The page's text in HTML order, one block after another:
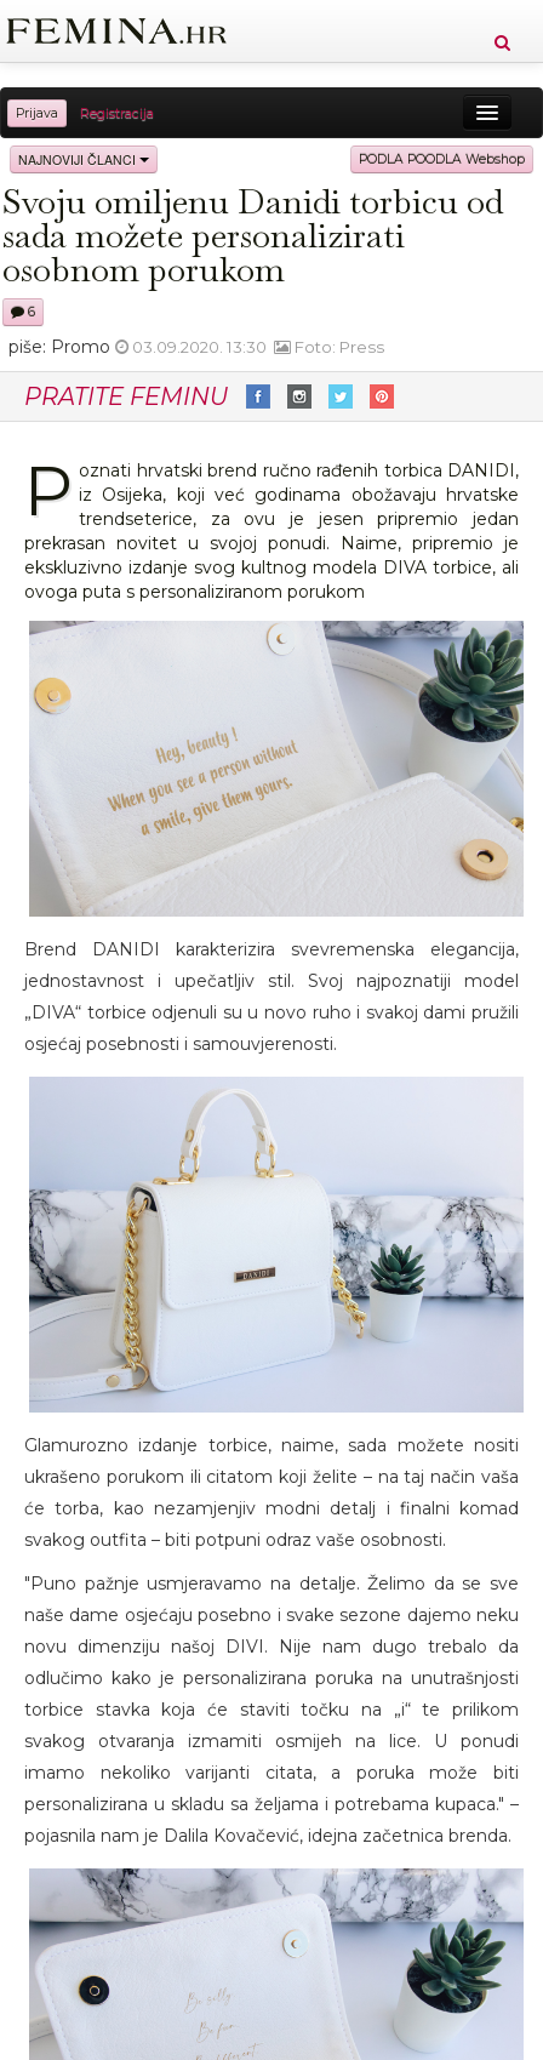
Prijava Registracija
Sreća Zdravlje Vitkost
Moda Ljubav Relax Putovanja Recepti
Proizvodi
NAJNOVIJI ČLANCI PODLA POODLA Webshop
Svoju omiljenu Danidi torbicu od
sada možete personalizirati
osobnom porukom
6
piše: Promo 03.09.2020. 13:30 Foto: Press
PRATITE FEMINU
P oznati hrvatski brend ručno rađenih torbica DANIDI,
iz Osijeka, koji već godinama obožavaju hrvatske
trendseterice, za ovu je jesen pripremio jedan
prekrasan novitet u svojoj ponudi. Naime, pripremio je
ekskluzivno izdanje svog kultnog modela DIVA torbice, ali
ovoga puta s personaliziranom porukom
Brend DANIDI karakterizira svevremenska elegancija,
jednostavnost i upečatljiv stil. Svoj najpoznatiji model
„DIVA“ torbice odjenuli su u novo ruho i svakoj dami pružili
osjećaj posebnosti i samouvjerenosti.
Glamurozno izdanje torbice, naime, sada možete nositi
ukrašeno porukom ili citatom koji želite – na taj način vaša
će torba, kao nezamjenjiv modni detalj i finalni komad
svakog outfita – biti potpuni odraz vaše osobnosti.
"Puno pažnje usmjeravamo na detalje. Želimo da se sve
naše dame osjećaju posebno i svake sezone dajemo neku
novu dimenziju našoj DIVI. Nije nam dugo trebalo da
odlučimo kako je personalizirana poruka na unutrašnjosti
torbice stavka koja će staviti točku na „i“ te prilikom
svakog otvaranja izmamiti osmijeh na lice. U ponudi
imamo nekoliko varijanti citata, a poruka može biti
personalizirana u skladu sa željama i potrebama kupaca." –
pojasnila nam je Dalila Kovačević, idejna začetnica brenda.